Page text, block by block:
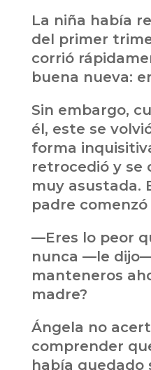
La niña había
del primer
corrió
buena nueva:
Sin embargo,
él, este se
forma
retrocedió y se
muy asustada.
padre
—Eres lo peor
nunca —le
manteneros
madre?
Ángela no
comprender
había quedado